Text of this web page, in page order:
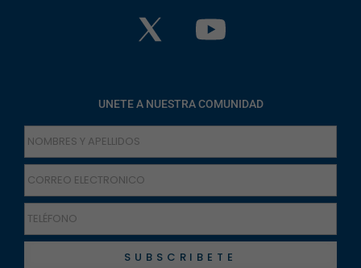
UNETE A NUESTRA COMUNIDAD
SUBSCRIBETE